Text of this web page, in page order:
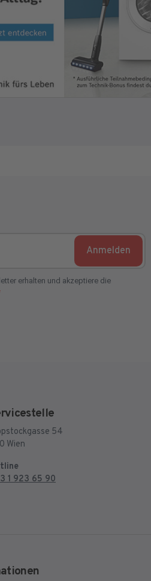
erhalten und akzeptiere die
Anmelden
54
Wien
1 923 65 90